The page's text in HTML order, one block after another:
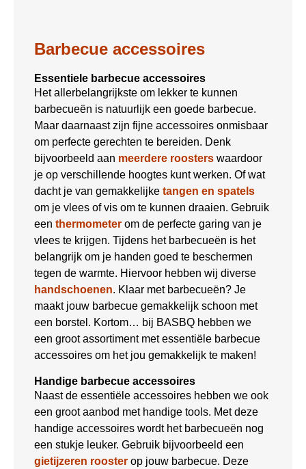
Barbecue accessoires
Essentiele barbecue accessoires
Het allerbelangrijkste om lekker te kunnen
barbecueën is natuurlijk een goede barbecue.
Maar daarnaast zijn fijne accessoires onmisbaar
om perfecte gerechten te bereiden. Denk
bijvoorbeeld aan meerdere roosters waardoor
je op verschillende hoogtes kunt werken. Of wat
dacht je van gemakkelijke tangen en spatels
om je vlees of vis om te kunnen draaien. Gebruik
een thermometer om de perfecte garing van je
vlees te krijgen. Tijdens het barbecueën is het
belangrijk om je handen goed te beschermen
tegen de warmte. Hiervoor hebben wij diverse
handschoenen. Klaar met barbecueën? Je
maakt jouw barbecue gemakkelijk schoon met
een borstel. Kortom… bij BASBQ hebben we
een groot assortiment met essentiële barbecue
accessoires om het jou gemakkelijk te maken!
Handige barbecue accessoires
Naast de essentiële accessoires hebben we ook
een groot aanbod met handige tools. Met deze
handige accessoires wordt het barbecueën nog
een stukje leuker. Gebruik bijvoorbeeld een
gietijzeren rooster op jouw barbecue. Deze